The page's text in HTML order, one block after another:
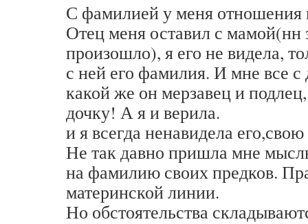
С фамилией у меня отношения
Отец меня оставил с мамой(нн
произошло), я его не видела,
с ней его фамилия. И мне все с
какой же он мерзавец и
дочку! А я и верила.
и я всегда ненавидела
Не так давно пришла мне
на фамилию своих предков.
материнской линии.
Но обстоятельства